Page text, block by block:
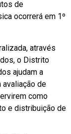
de
ocorrerá em 1º
através
o Distrito
ajudam a
avaliação de
como
e distribuição de